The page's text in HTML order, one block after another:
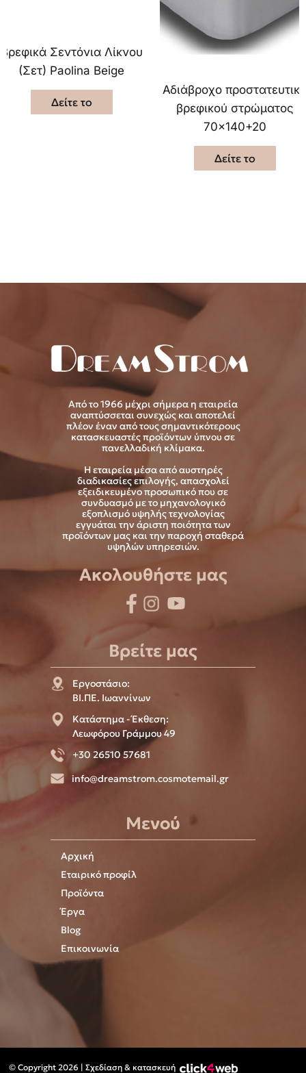
Βρεφικά Σεντόνια Λίκνου
(Σετ) Paolina Beige
Δείτε το
Αδιάβροχο προστατευτικό
βρεφικού στρώματος
70×140+20
Δείτε το
Από το 1966 μέχρι σήμερα η εταιρεία
αναπτύσσεται συνεχώς και αποτελεί
πλέον έναν από τους σημαντικότερους
κατασκευαστές προϊόντων ύπνου σε
πανελλαδική κλίμακα.
Η εταιρεία μέσα από αυστηρές
διαδικασίες επιλογής, απασχολεί
εξειδικευμένο προσωπικό που σε
συνδυασμό με το μηχανολογικό
εξοπλισμό υψηλής τεχνολογίας
εγγυάται την άριστη ποιότητα των
προϊόντων μας και την παροχή σταθερά
υψηλών υπηρεσιών.
Ακολουθήστε μας
Βρείτε μας
Εργοστάσιο:
ΒΙ.ΠΕ. Ιωαννίνων
Κατάστημα - Έκθεση:
Λεωφόρου Γράμμου 49
+30 26510 57681
info@dreamstrom.cosmotemail.gr
Μενού
Αρχική
Εταιρικό προφίλ
Προϊόντα
Έργα
Blog
Επικοινωνία
© Copyright 2026 | Σχεδίαση & κατασκευή